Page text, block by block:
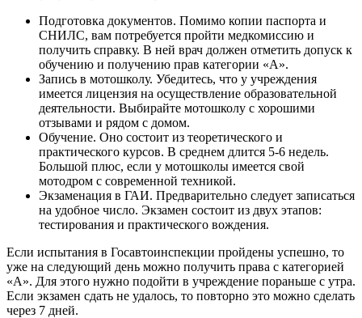
Подготовка документов. Помимо копии паспорта и
СНИЛС, вам потребуется пройти медкомиссию и
получить справку. В ней врач должен отметить допуск к
обучению и получению прав категории «А».
Запись в мотошколу. Убедитесь, что у учреждения
имеется лицензия на осуществление образовательной
деятельности. Выбирайте мотошколу с хорошими
отзывами и рядом с домом.
Обучение. Оно состоит из теоретического и
практического курсов. В среднем длится 5-6 недель.
Большой плюс, если у мотошколы имеется свой
мотодром с современной техникой.
Экзаменация в ГАИ. Предварительно следует записаться
на удобное число. Экзамен состоит из двух этапов:
тестирования и практического вождения.
Если испытания в Госавтоинспекции пройдены успешно, то
уже на следующий день можно получить права с категорией
«А». Для этого нужно подойти в учреждение пораньше с утра.
Если экзамен сдать не удалось, то повторно это можно сделать
через 7 дней.